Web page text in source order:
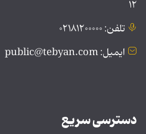
۱۲
تلفن: ۰۲۱۸۱۲۰۰۰۰۰
ایمیل: public@tebyan.com
دسترسی سریع